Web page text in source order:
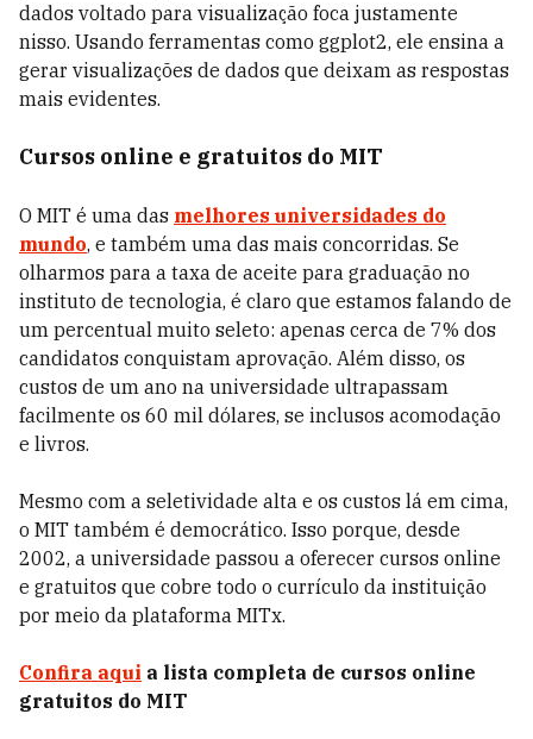
dados voltado para visualização foca justamente
nisso. Usando ferramentas como ggplot2, ele ensina a
gerar visualizações de dados que deixam as respostas
mais evidentes.
Cursos online e gratuitos do MIT
O MIT é uma das melhores universidades do
mundo, e também uma das mais concorridas. Se
olharmos para a taxa de aceite para graduação no
instituto de tecnologia, é claro que estamos falando de
um percentual muito seleto: apenas cerca de 7% dos
candidatos conquistam aprovação. Além disso, os
custos de um ano na universidade ultrapassam
facilmente os 60 mil dólares, se inclusos acomodação
e livros.
Mesmo com a seletividade alta e os custos lá em cima,
o MIT também é democrático. Isso porque, desde
2002, a universidade passou a oferecer cursos online
e gratuitos que cobre todo o currículo da instituição
por meio da plataforma MITx.
Confira aqui a lista completa de cursos online
gratuitos do MIT